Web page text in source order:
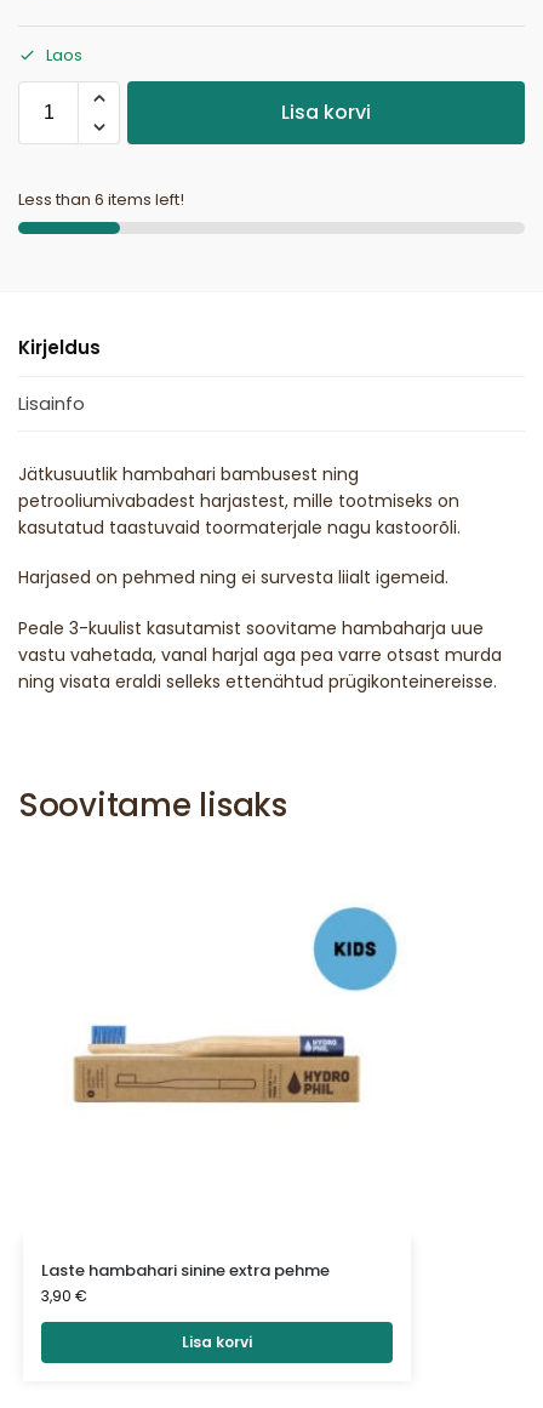
Laos
Lisa korvi
Less than 6 items left!
Kirjeldus
Lisainfo
Jätkusuutlik hambahari bambusest ning
petrooliumivabadest harjastest, mille tootmiseks on
kasutatud taastuvaid toormaterjale nagu kastoorõli.
Harjased on pehmed ning ei survesta liialt igemeid.
Peale 3-kuulist kasutamist soovitame hambaharja uue
vastu vahetada, vanal harjal aga pea varre otsast murda
ning visata eraldi selleks ettenähtud prügikonteinereisse.
Soovitame lisaks
Laste hambahari sinine extra pehme
3,90 €
Lisa korvi